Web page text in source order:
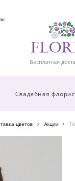
Бесплатная
Свадебная
цветов Акции